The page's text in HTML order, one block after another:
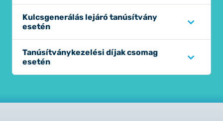
Kulcsgenerálás lejáró tanúsítvány
esetén
Tanúsítványkezelési díjak csomag
esetén